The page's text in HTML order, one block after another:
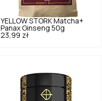
YELLOW STORK Matcha+
Panax Ginseng 50g
23,99 zł